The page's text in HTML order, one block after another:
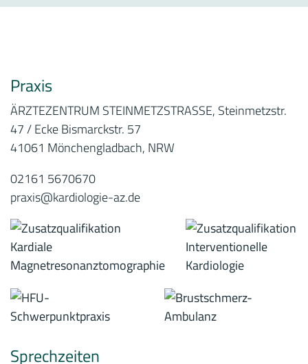
Praxis
ÄRZTEZENTRUM STEINMETZSTRASSE, Steinmetzstr.
47 / Ecke Bismarckstr. 57
41061 Mönchengladbach, NRW
02161 5670670
praxis@kardiologie-az.de
Sprechzeiten